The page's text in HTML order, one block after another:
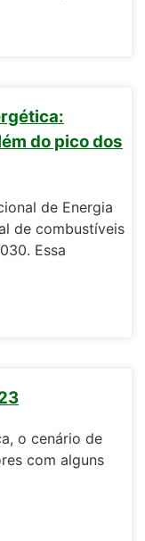
do pico dos
de Energia
de combustíveis
Essa
o cenário de
com alguns